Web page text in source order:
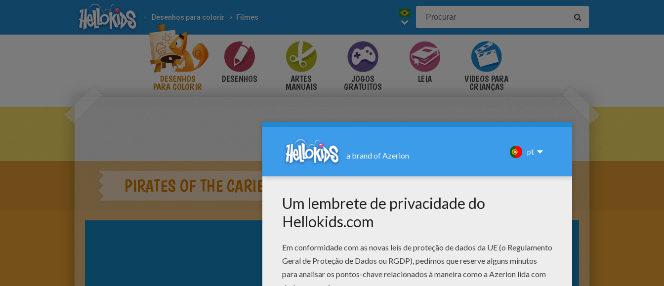
Desenhos para colorir Filmes
DESENHOS
PARA COLORIR
DESENHOS ARTES
MANUAIS
JOGOS
GRATUITOS
LEIA VÍDEOS PARA
CRIANÇAS
PIRATES OF THE CARIBBEAN